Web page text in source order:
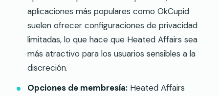
aplicaciones más populares como OkCupid
suelen ofrecer configuraciones de privacidad
limitadas, lo que hace que Heated Affairs sea
más atractivo para los usuarios sensibles a la
discreción.
Opciones de membresía: Heated Affairs